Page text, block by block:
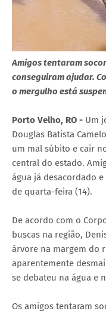
Amigos tentaram
conseguiram ajudar.
o mergulho está
Porto Velho, RO - Um
Douglas Batista
um mal súbito e cair
central do estado.
água já desacordado
de quarta-feira (14).
De acordo com o
buscas na região,
árvore na margem do
aparentemente
se debateu na água e
Os amigos tentaram